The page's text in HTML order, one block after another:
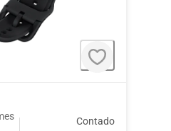
Contado